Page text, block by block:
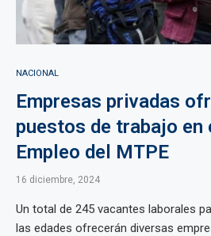
NACIONAL
Empresas privadas
puestos de trabajo en
Empleo del MTPE
16 diciembre, 2024
Un total de 245 vacantes laborales
las edades ofrecerán diversas